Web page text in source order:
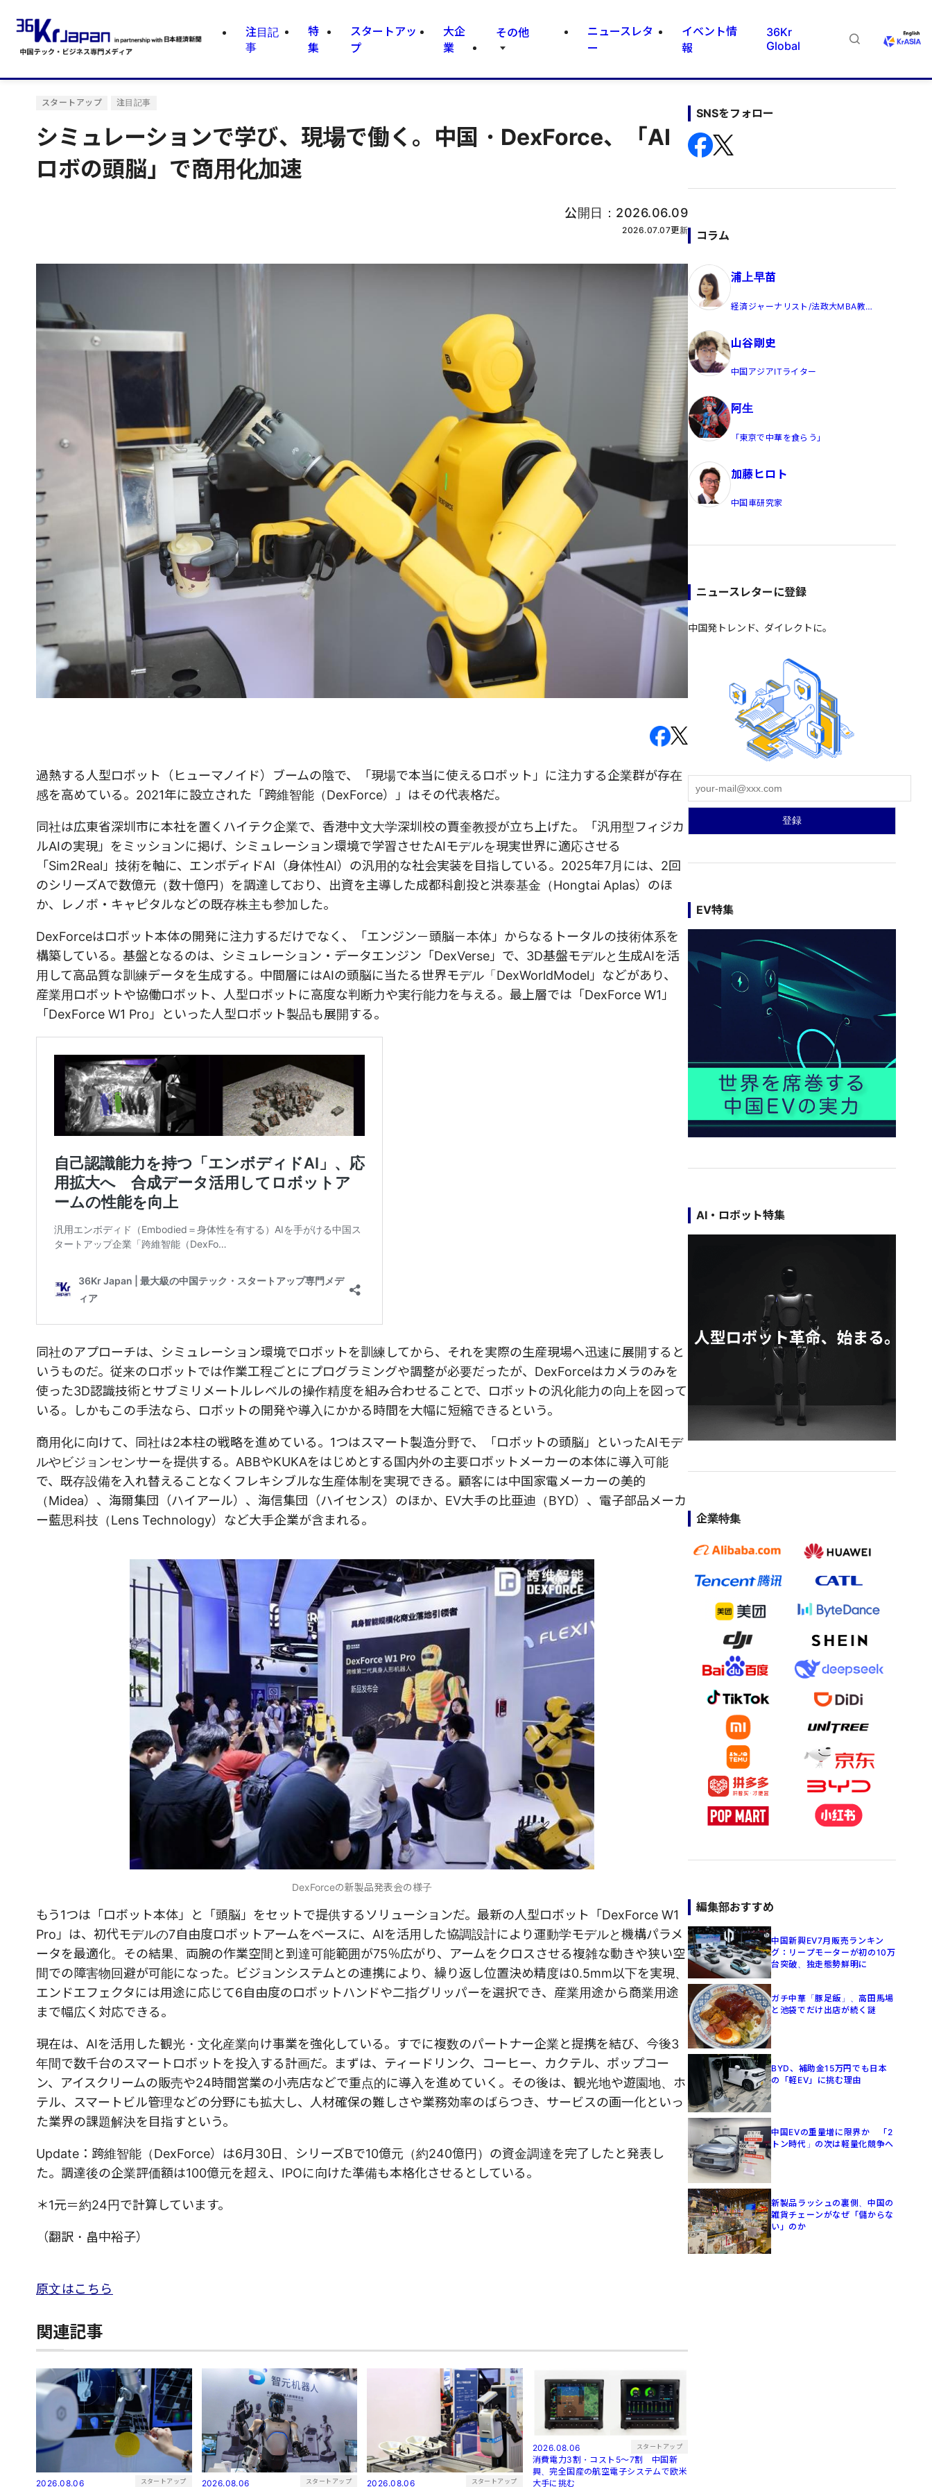
注目記
事
特
集
スタートアッ
プ
大企
業
その他
ニュースレタ
ー
イベント情
報
36Kr
Global
スタートアップ 注目記事
シミュレーションで学び、現場で働く。中国・DexForce、「AI
ロボの頭脳」で商用化加速
公開日： 2026.06.09
2026.07.07更新
過熱する人型ロボット（ヒューマノイド）ブームの陰で、「現場で本当に使えるロボット」に注力する企業群が存在
感を高めている。2021年に設立された「跨維智能（DexForce）」はその代表格だ。
同社は広東省深圳市に本社を置くハイテク企業で、香港中文大学深圳校の賈奎教授が立ち上げた。「汎用型フィジカ
ルAIの実現」をミッションに掲げ、シミュレーション環境で学習させたAIモデルを現実世界に適応させる
「Sim2Real」技術を軸に、エンボディドAI（身体性AI）の汎用的な社会実装を目指している。2025年7月には、2回
のシリーズAで数億元（数十億円）を調達しており、出資を主導した成都科創投と洪泰基金（Hongtai Aplas）のほ
か、レノボ・キャピタルなどの既存株主も参加した。
DexForceはロボット本体の開発に注力するだけでなく、「エンジン－頭脳－本体」からなるトータルの技術体系を
構築している。基盤となるのは、シミュレーション・データエンジン「DexVerse」で、3D基盤モデルと生成AIを活
用して高品質な訓練データを生成する。中間層にはAIの頭脳に当たる世界モデル「DexWorldModel」などがあり、
産業用ロボットや協働ロボット、人型ロボットに高度な判断力や実行能力を与える。最上層では「DexForce W1」
「DexForce W1 Pro」といった人型ロボット製品も展開する。
同社のアプローチは、シミュレーション環境でロボットを訓練してから、それを実際の生産現場へ迅速に展開すると
いうものだ。従来のロボットでは作業工程ごとにプログラミングや調整が必要だったが、DexForceはカメラのみを
使った3D認識技術とサブミリメートルレベルの操作精度を組み合わせることで、ロボットの汎化能力の向上を図って
いる。しかもこの手法なら、ロボットの開発や導入にかかる時間を大幅に短縮できるという。
商用化に向けて、同社は2本柱の戦略を進めている。1つはスマート製造分野で、「ロボットの頭脳」といったAIモデ
ルやビジョンセンサーを提供する。ABBやKUKAをはじめとする国内外の主要ロボットメーカーの本体に導入可能
で、既存設備を入れ替えることなくフレキシブルな生産体制を実現できる。顧客には中国家電メーカーの美的
（Midea）、海爾集団（ハイアール）、海信集団（ハイセンス）のほか、EV大手の比亜迪（BYD）、電子部品メーカ
ー藍思科技（Lens Technology）など大手企業が含まれる。
DexForceの新製品発表会の様子
もう1つは「ロボット本体」と「頭脳」をセットで提供するソリューションだ。最新の人型ロボット「DexForce W1
Pro」は、初代モデルの7自由度ロボットアームをベースに、AIを活用した協調設計により運動学モデルと機構パラメ
ータを最適化。その結果、両腕の作業空間と到達可能範囲が75％広がり、アームをクロスさせる複雑な動きや狭い空
間での障害物回避が可能になった。ビジョンシステムとの連携により、繰り返し位置決め精度は0.5mm以下を実現、
エンドエフェクタには用途に応じて6自由度のロボットハンドや二指グリッパーを選択でき、産業用途から商業用途
まで幅広く対応できる。
現在は、AIを活用した観光・文化産業向け事業を強化している。すでに複数のパートナー企業と提携を結び、今後3
年間で数千台のスマートロボットを投入する計画だ。まずは、ティードリンク、コーヒー、カクテル、ポップコー
ン、アイスクリームの販売や24時間営業の小売店などで重点的に導入を進めていく。その後は、観光地や遊園地、ホ
テル、スマートビル管理などの分野にも拡大し、人材確保の難しさや業務効率のばらつき、サービスの画一化といっ
た業界の課題解決を目指すという。
Update：跨維智能（DexForce）は6月30日、シリーズBで10億元（約240億円）の資金調達を完了したと発表し
た。調達後の企業評価額は100億元を超え、IPOに向けた準備も本格化させるとしている。
＊1元＝約24円で計算しています。
（翻訳・畠中裕子）
原文はこちら
関連記事
2026.08.06 スタートアップ 2026.08.06 スタートアップ 2026.08.06 スタートアップ
2026.08.06 スタートアップ
消費電力3割・コスト5〜7割 中国新
興、完全国産の航空電子システムで欧米
大手に挑む
SNSをフォロー
コラム
浦上早苗
経済ジャーナリスト/法政大MBA教
山谷剛史
中国アジアITライター
阿生
「東京で中華を食らう」
加藤ヒロト
中国車研究家
ニュースレターに登録
中国発トレンド、ダイレクトに。
EV特集
AI・ロボット特集
企業特集
編集部おすすめ
中国新興EV7月販売ランキン
グ：リープモーターが初の10万
台突破、独走態勢鮮明に
ガチ中華「豚足飯」、高田馬場
と池袋でだけ出店が続く謎
BYD、補助金15万円でも日本
の「軽EV」に挑む理由
中国EVの重量増に限界か 「2
トン時代」の次は軽量化競争へ
新製品ラッシュの裏側、中国の
雑貨チェーンがなぜ「儲からな
い」のか